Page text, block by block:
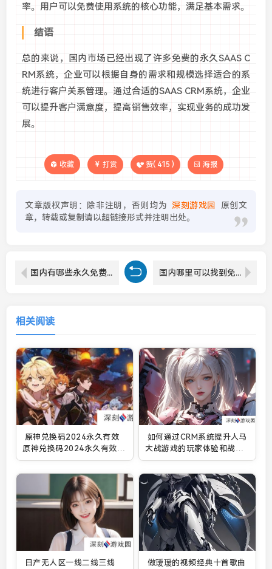
率。用户可以免费使用系统的核心功能，满足基本需求。
结语
总的来说，国内市场已经出现了许多免费的永久SAAS C
RM系统，企业可以根据自身的需求和规模选择适合的系
统进行客户关系管理。通过合适的SAAS CRM系统，企业
可以提升客户满意度，提高销售效率，实现业务的成功发
展。
收藏 打赏 赞( 415 ) 海报
文章版权声明：除非注明，否则均为 深刻游戏园
原创文
章，转载或复制请以超链接形式并注明出处。
国内有哪些永久免费的SAAS CRM系统可供选择？ 国内哪里可以找到免费永久的VPS云服务器？
相关阅读
原神兑换码2024永久有效
原神兑换码2024永久有效大
全一览
如何通过CRM系统提升人马
大战游戏的玩家体验和战斗
效率？
日产无人区一线二线三线 做瑷瑷的视频经典十首歌曲